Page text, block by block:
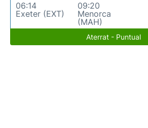
06:14
Exeter (EXT)
09:20
Menorca
(MAH)
Aterrat - Puntual